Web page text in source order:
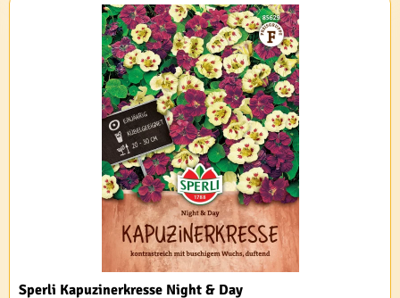
Sperli Kapuzinerkresse Night & Day